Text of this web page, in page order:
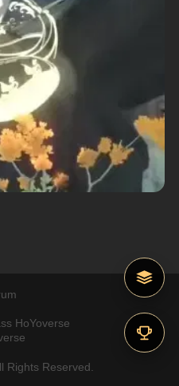
HoYoverse
Rights Reserved.